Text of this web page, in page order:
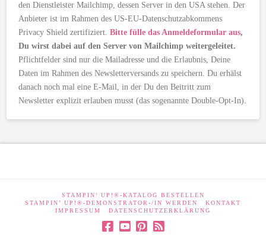
den Dienstleister Mailchimp, dessen Server in den USA stehen. Der
Anbieter ist im Rahmen des US-EU-Datenschutzabkommens
Privacy Shield zertifiziert.Bitte fülle das Anmeldeformular aus,
Du wirst dabei auf den Server von Mailchimp weitergeleitet.
Pflichtfelder sind nur die Mailadresse und die Erlaubnis, Deine
Daten im Rahmen des Newsletterversands zu speichern. Du erhälst
danach noch mal eine E-Mail, in der Du den Beitritt zum
Newsletter explizit erlauben musst (das sogenannte Double-Opt-In).
STAMPIN’ UP!®-KATALOG BESTELLEN
STAMPIN’ UP!®-DEMONSTRATOR-/IN WERDEN
KONTAKT
IMPRESSUM
DATENSCHUTZERKLÄRUNG